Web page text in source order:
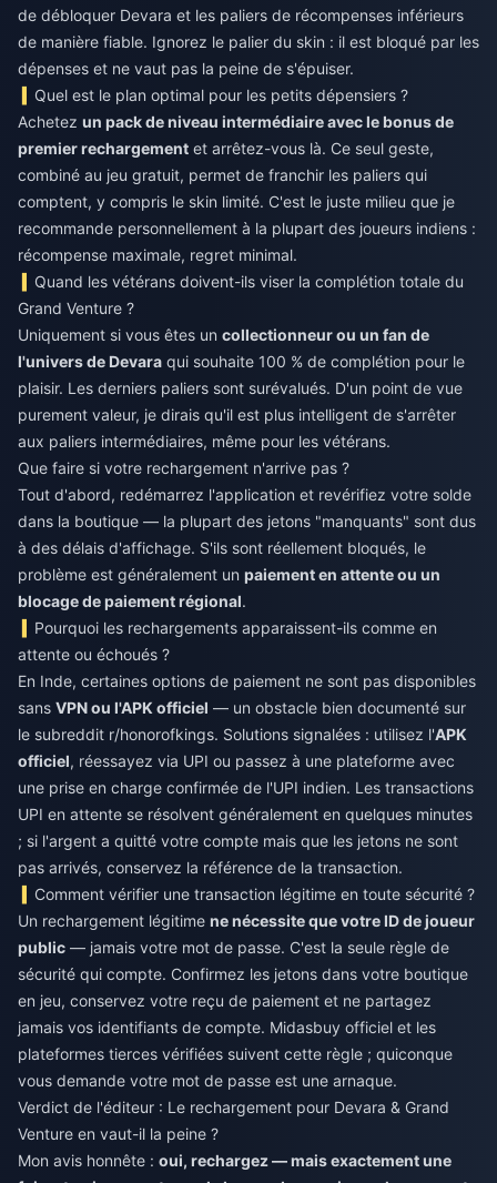
de débloquer Devara et les paliers de récompenses inférieurs
de manière fiable. Ignorez le palier du skin : il est bloqué par les
dépenses et ne vaut pas la peine de s'épuiser.
Quel est le plan optimal pour les petits dépensiers ?
Achetez un pack de niveau intermédiaire avec le bonus de
premier rechargement et arrêtez-vous là. Ce seul geste,
combiné au jeu gratuit, permet de franchir les paliers qui
comptent, y compris le skin limité. C'est le juste milieu que je
recommande personnellement à la plupart des joueurs indiens :
récompense maximale, regret minimal.
Quand les vétérans doivent-ils viser la complétion totale du
Grand Venture ?
Uniquement si vous êtes un collectionneur ou un fan de
l'univers de Devara qui souhaite 100 % de complétion pour le
plaisir. Les derniers paliers sont surévalués. D'un point de vue
purement valeur, je dirais qu'il est plus intelligent de s'arrêter
aux paliers intermédiaires, même pour les vétérans.
Que faire si votre rechargement n'arrive pas ?
Tout d'abord, redémarrez l'application et revérifiez votre solde
dans la boutique — la plupart des jetons "manquants" sont dus
à des délais d'affichage. S'ils sont réellement bloqués, le
problème est généralement un paiement en attente ou un
blocage de paiement régional.
Pourquoi les rechargements apparaissent-ils comme en
attente ou échoués ?
En Inde, certaines options de paiement ne sont pas disponibles
sans VPN ou l'APK officiel — un obstacle bien documenté sur
le subreddit r/honorofkings. Solutions signalées : utilisez l'APK
officiel, réessayez via UPI ou passez à une plateforme avec
une prise en charge confirmée de l'UPI indien. Les transactions
UPI en attente se résolvent généralement en quelques minutes
; si l'argent a quitté votre compte mais que les jetons ne sont
pas arrivés, conservez la référence de la transaction.
Comment vérifier une transaction légitime en toute sécurité ?
Un rechargement légitime ne nécessite que votre ID de joueur
public — jamais votre mot de passe. C'est la seule règle de
sécurité qui compte. Confirmez les jetons dans votre boutique
en jeu, conservez votre reçu de paiement et ne partagez
jamais vos identifiants de compte. Midasbuy officiel et les
plateformes tierces vérifiées suivent cette règle ; quiconque
vous demande votre mot de passe est une arnaque.
Verdict de l'éditeur : Le rechargement pour Devara & Grand
Venture en vaut-il la peine ?
Mon avis honnête : oui, rechargez — mais exactement une